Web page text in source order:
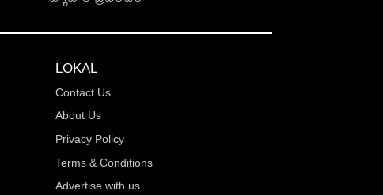
LOKAL
Contact Us
About Us
Privacy Policy
Terms & Conditions
Advertise with us